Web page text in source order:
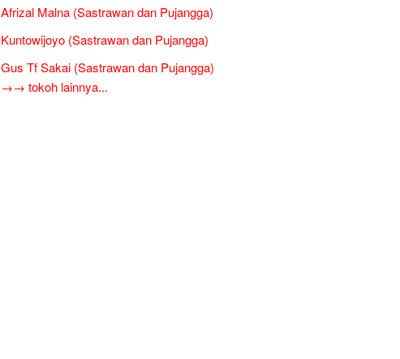
Afrizal Malna (Sastrawan dan Pujangga)
Kuntowijoyo (Sastrawan dan Pujangga)
Gus Tf Sakai (Sastrawan dan Pujangga)
→→ tokoh lainnya...